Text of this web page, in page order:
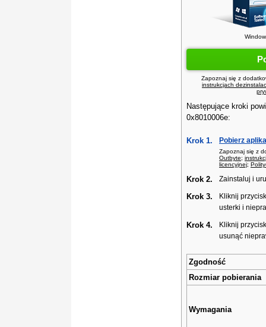
Zapoznaj się z
instrukcjach
Następujące kroki
0x8010006e:
Krok 1. Pobierz
Zapoznaj się z
Outbyte;
licencyjnej;
Krok 2. Zainstaluj i
Krok 3.
Kliknij
usterki i
Krok 4.
Kliknij
usunąć
Zgodność
Rozmiar pobierania
Wymagania